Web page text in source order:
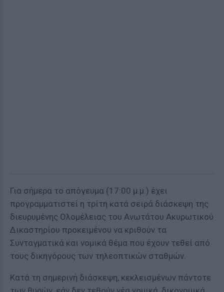
Για σήμερα το απόγευμα (17:00 μ.μ.) έχει
προγραμματιστεί η τρίτη κατά σειρά διάσκεψη της
διευρυμένης Ολομέλειας του Ανωτάτου Ακυρωτικού
Δικαστηρίου προκειμένου να κριθούν τα
Συνταγματικά και νομικά θέμα που έχουν τεθεί από
τους δικηγόρους των τηλεοπτικών σταθμών.
Κατά τη σημερινή διάσκεψη, κεκλεισμένων πάντοτε